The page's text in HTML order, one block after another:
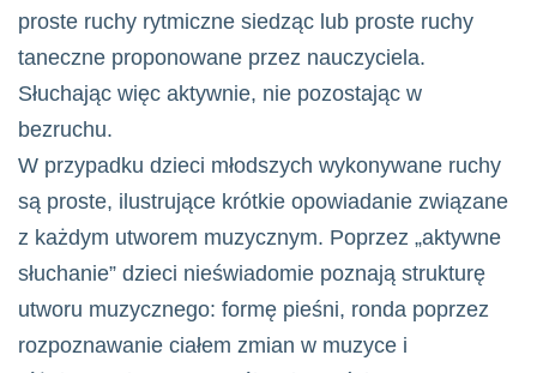
proste ruchy rytmiczne siedząc lub proste ruchy
taneczne proponowane przez nauczyciela.
Słuchając więc aktywnie, nie pozostając w
bezruchu.
W przypadku dzieci młodszych wykonywane ruchy
są proste, ilustrujące krótkie opowiadanie związane
z każdym utworem muzycznym. Poprzez „aktywne
słuchanie” dzieci nieświadomie poznają strukturę
utworu muzycznego: formę pieśni, ronda poprzez
rozpoznawanie ciałem zmian w muzyce i